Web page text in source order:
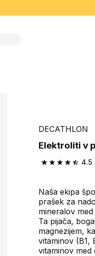
DECATHLON
Elektroliti v
4.5
4.5 od 5
Naša ekipa
prašek za
mineralov
Ta pijača,
magnezijem,
vitaminov (B1,
vitaminov med